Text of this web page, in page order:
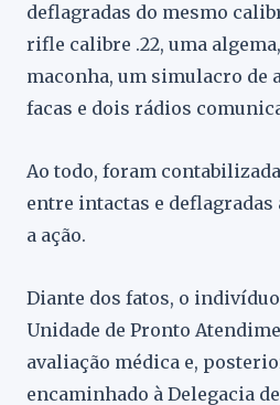
deflagradas do mesmo
rifle calibre .22, uma
maconha, um simulacro de
facas e dois rádios
Ao todo, foram
entre intactas e
a ação.
Diante dos fatos, o
Unidade de Pronto
avaliação médica e,
encaminhado à Delegacia